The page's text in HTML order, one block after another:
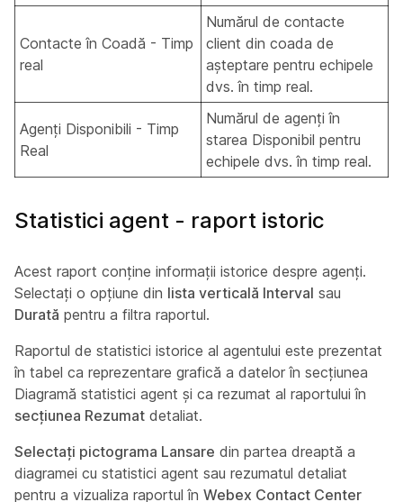
Contacte în Coadă - Timp
real
Numărul de contacte
client din coada de
așteptare pentru echipele
dvs. în timp real.
Agenți Disponibili - Timp
Real
Numărul de agenți în
starea Disponibil pentru
echipele dvs. în timp real.
Statistici agent - raport istoric
Acest raport conține informații istorice despre agenți.
Selectați o opțiune din lista verticală Interval sau
Durată pentru a filtra raportul.
Raportul de statistici istorice al agentului este prezentat
în tabel ca reprezentare grafică a datelor în secțiunea
Diagramă statistici agent și ca rezumat al raportului în
secțiunea Rezumat detaliat.
Selectați pictograma Lansare din partea dreaptă a
diagramei cu statistici agent sau rezumatul detaliat
pentru a vizualiza raportul în Webex Contact Center